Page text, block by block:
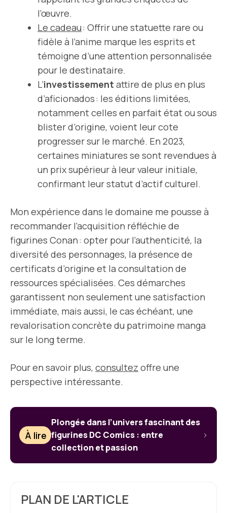
l’œuvre.
Le cadeau: Offrir une statuette rare ou
fidèle à l’anime marque les esprits et
témoigne d’une attention personnalisée
pour le destinataire.
L’investissement attire de plus en plus
d’aficionados : les éditions limitées,
notamment celles en parfait état ou sous
blister d’origine, voient leur cote
progresser sur le marché. En 2023,
certaines miniatures se sont revendues à
un prix supérieur à leur valeur initiale,
confirmant leur statut d’actif culturel.
Mon expérience dans le domaine me pousse à
recommander l’acquisition réfléchie de
figurines Conan : opter pour l’authenticité, la
diversité des personnages, la présence de
certificats d’origine et la consultation de
ressources spécialisées. Ces démarches
garantissent non seulement une satisfaction
immédiate, mais aussi, le cas échéant, une
revalorisation concrète du patrimoine manga
sur le long terme.
Pour en savoir plus, consultez offre une
perspective intéressante.
À lire
Plongée dans l’univers fascinant des
figurines DC Comics : entre
collection et passion
PLAN DE L'ARTICLE